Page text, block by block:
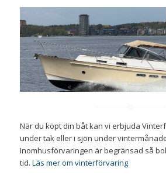
När du köpt din båt kan vi erbjuda
under tak eller i sjön under
Inomhusförvaringen är begränsad så
tid. Läs mer om vinterförvaring